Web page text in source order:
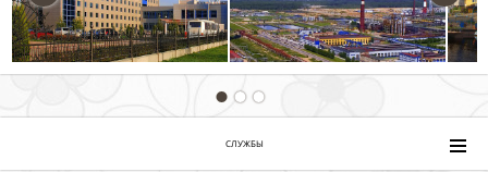
СЛУЖБЫ